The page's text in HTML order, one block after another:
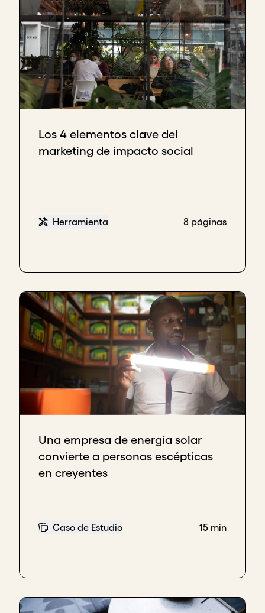
Los 4 elementos clave del
marketing de impacto social
Herramienta 8 páginas
Una empresa de energía solar
convierte a personas escépticas
en creyentes
Caso de Estudio 15 min